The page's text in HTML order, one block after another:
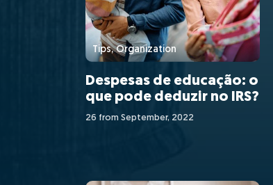
Tips, Organization
Despesas de educação: o
que pode deduzir no IRS?
26 from September, 2022